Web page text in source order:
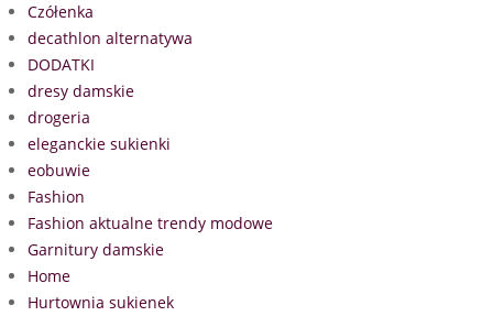
Czółenka
decathlon alternatywa
DODATKI
dresy damskie
drogeria
eleganckie sukienki
eobuwie
Fashion
Fashion aktualne trendy modowe
Garnitury damskie
Home
Hurtownia sukienek